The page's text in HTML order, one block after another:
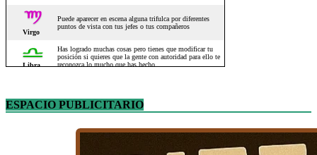
ESPACIO PUBLICITARIO